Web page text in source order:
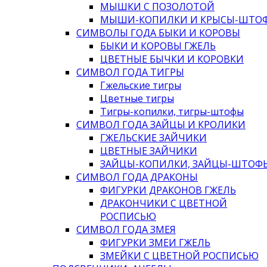
МЫШКИ С ПОЗОЛОТОЙ
МЫШИ-КОПИЛКИ И КРЫСЫ-
СИМВОЛЫ ГОДА БЫКИ И КОРОВЫ
БЫКИ И КОРОВЫ ГЖЕЛЬ
ЦВЕТНЫЕ БЫЧКИ И КОРОВКИ
СИМВОЛ ГОДА ТИГРЫ
Гжельские тигры
Цветные тигры
Тигры-копилки, тигры-штофы
СИМВОЛ ГОДА ЗАЙЦЫ И КРОЛИКИ
ГЖЕЛЬСКИЕ ЗАЙЧИКИ
ЦВЕТНЫЕ ЗАЙЧИКИ
ЗАЙЦЫ-КОПИЛКИ, ЗАЙЦЫ-
СИМВОЛ ГОДА ДРАКОНЫ
ФИГУРКИ ДРАКОНОВ ГЖЕЛЬ
ДРАКОНЧИКИ С ЦВЕТНОЙ
РОСПИСЬЮ
СИМВОЛ ГОДА ЗМЕЯ
ФИГУРКИ ЗМЕИ ГЖЕЛЬ
ЗМЕЙКИ С ЦВЕТНОЙ РОСПИСЬЮ